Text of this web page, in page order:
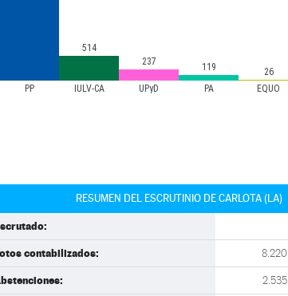
PP IULV-CA UPyD PA EQUO
514
237
119 26
RESUMEN DEL ESCRUTINIO DE CARLOTA (LA)
contabilizados: 8.220
2.535